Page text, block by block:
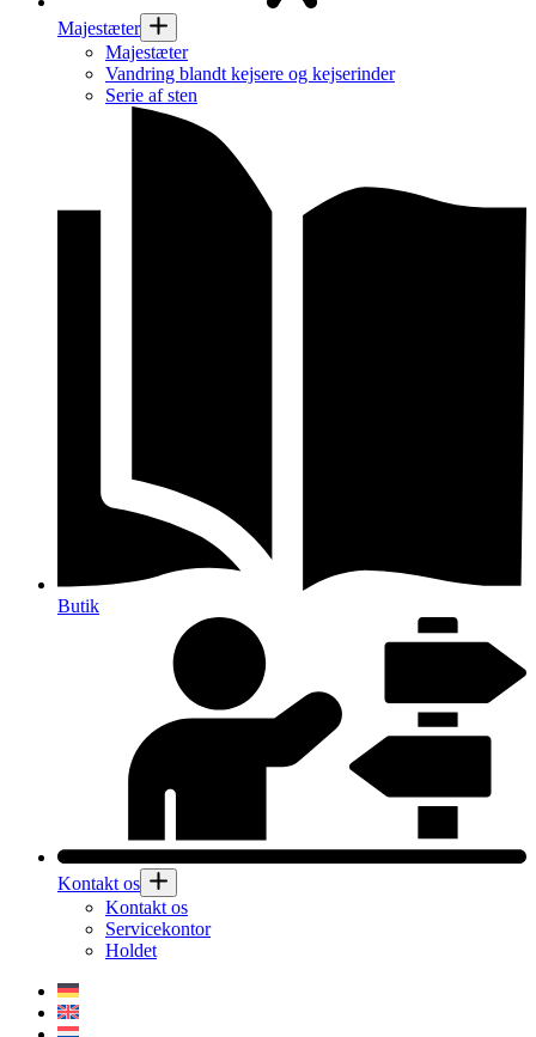
Majestæter
Majestæter
Vandring blandt kejsere og kejserinder
Serie af sten
Butik
Kontakt os
Kontakt os
Servicekontor
Holdet